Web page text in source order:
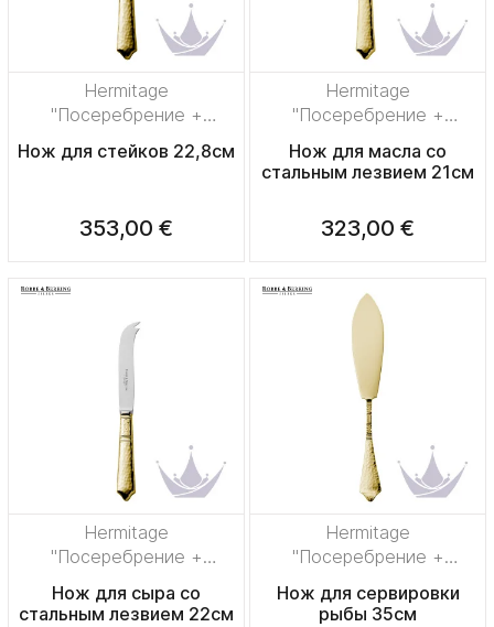
Hermitage
"Посеребрение +
сплошная позолота"
Нож для стейков 22,8см
353,00 €
Hermitage
"Посеребрение +
сплошная позолота"
Нож для масла со
стальным лезвием 21см
323,00 €
Hermitage
"Посеребрение +
сплошная позолота"
Нож для сыра со
стальным лезвием 22см
Hermitage
"Посеребрение +
сплошная позолота"
Нож для сервировки
рыбы 35см